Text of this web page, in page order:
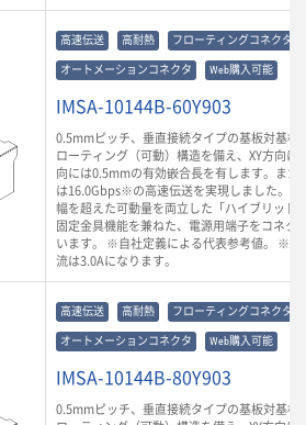
高速伝送 高耐熱 フローティングコネクタ
オートメーションコネクタ Web購入可能
IMSA-10144B-60Y903
0.5mmピッチ、垂直接続タイプの基板対基板
ローティング（可動）構造を備え、XY方向に
向には0.5mmの有効嵌合長を有します。また
は16.0Gbps※の高速伝送を実現しました。高
幅を超えた可動量を両立した「ハイブリッド
固定金具機能を兼ねた、電源用端子をコネク
います。 ※自社定義による代表参考値。 ※
流は3.0Aになります。
高速伝送 高耐熱 フローティングコネクタ
オートメーションコネクタ Web購入可能
IMSA-10144B-80Y903
0.5mmピッチ、垂直接続タイプの基板対基板